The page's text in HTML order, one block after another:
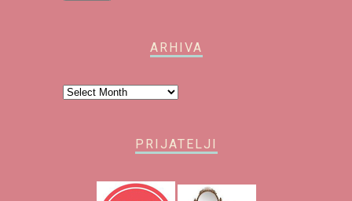
ARHIVA
Arhiva
PRIJATELJI